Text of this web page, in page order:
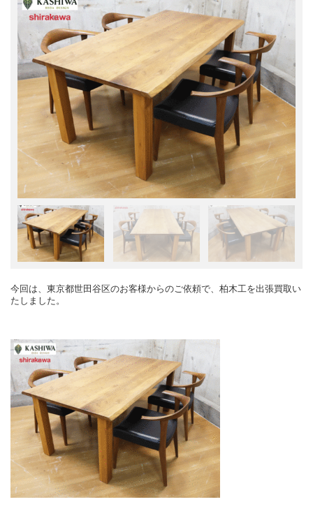
今回は、東京都世田谷区のお客様からのご依頼で、柏木工を出張買取い
たしました。